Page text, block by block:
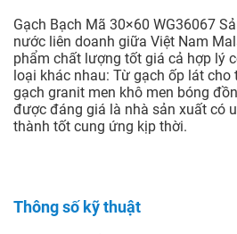
Gạch Bạch Mã 30×60 WG36067
nước liên doanh giữa Việt Nam
phẩm chất lượng tốt giá cả hợp lý
loại khác nhau: Từ gạch ốp lát
gạch granit men khô men bóng
được đáng giá là nhà sản xuất có
thành tốt cung ứng kịp thời.
Thông số kỹ thuật